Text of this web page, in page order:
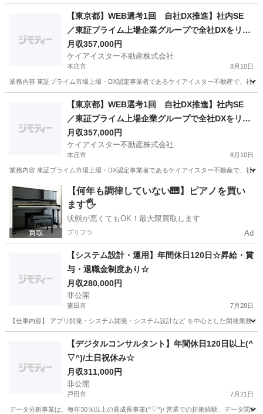
【東京都】WEB選考1回 自社DX推進】社内SE
／東証プライム上場企業グループで全社DXをリー
ド 上流工程×自社開発で裁量大／年収５００万～
８００万円／残業月１０ｈ程／土日休みで働きや
すさも◎
月収357,000円
ケイアイスター不動産株式会社
本庄市 8月10日
業務内容 東証プライム市場上場・DX認定事業者であるケイアイスター不動産で、社
システム設計
【東京都】WEB選考1回 自社DX推進】社内SE
／東証プライム上場企業グループで全社DXをリー
ド 上流工程×自社開発で裁量大／年収５００万～
８００万円／残業月１０ｈ程／土日休みで働きや
すさも◎
月収357,000円
ケイアイスター不動産株式会社
本庄市 8月10日
業務内容 東証プライム市場上場・DX認定事業者であるケイアイスター不動産で、社
埼玉 本庄市 システム設計
【何年も調律していない🎹】ピアノを買い
ます🖐️
状態が悪くてもOK！最大限買取します
プリフラ Ad
【システム設計・運用】年間休日120日☆昇給・賞
与・退職金制度あり☆
月収280,000円
非公開
蓮田市 7月28日
【仕事内容】 アプリ開発・システム開発・システム設計など を中心とした開発業務
システム設計 業務
【デジタルコンサルタント】年間休日120日以上(^
▽^)/土日祝休み☆
月収311,000円
非公開
戸田市 7月21日
データ分析事業は、毎年30％以上の高成長事業(^▽^)/ 営業での折衝経験、データ関連